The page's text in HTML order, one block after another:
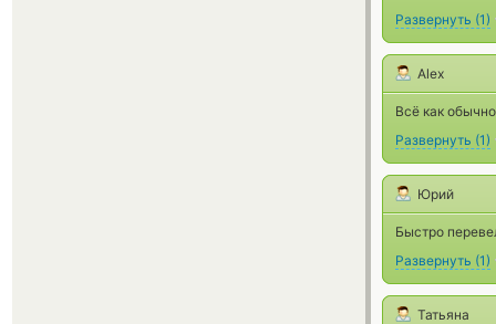
Развернуть (1)
Alex
Всё как
Развернуть (1)
Юрий
Быстро
Развернуть (1)
Татьяна